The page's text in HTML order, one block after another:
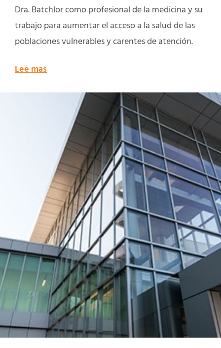
Dra. Batchlor como profesional de la medicina y su
trabajo para aumentar el acceso a la salud de las
poblaciones vulnerables y carentes de atención.
Lee mas